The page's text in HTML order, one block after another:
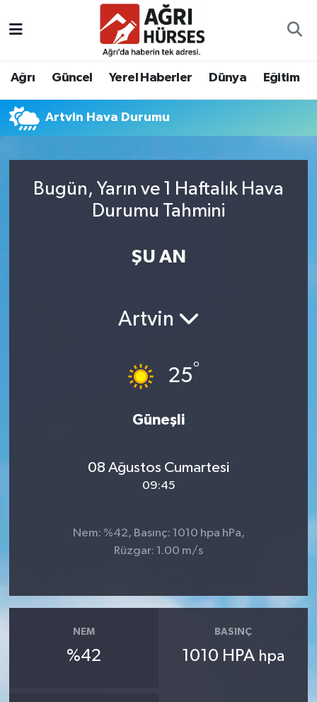
Ağrı Güncel Yerel Haberler Dünya Eğitim
Artvin Hava Durumu
Bugün, Yarın ve 1 Haftalık Hava
Durumu Tahmini
ŞU AN
Artvin
25°
Güneşli
08 Ağustos Cumartesi
09:45
Nem: %42, Basınç: 1010 hpa hPa,
Rüzgar: 1.00 m/s
NEM
%42
BASINÇ
1010 HPA hpa
Hava Durumu
Süper Lig Puan Durumu ve Fikstür
Tüm Manşetler
Son Dakika Haberleri